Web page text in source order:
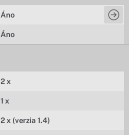
Áno
Áno
2 x
1 x
2 x (verzia 1.4)